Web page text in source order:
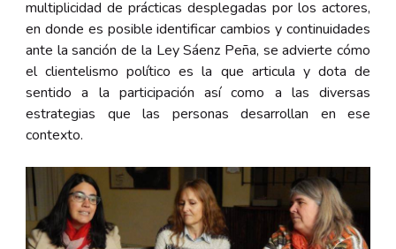
multiplicidad de prácticas desplegadas por los actores,
en donde es posible identificar cambios y continuidades
ante la sanción de la Ley Sáenz Peña, se advierte cómo
el clientelismo político es la que articula y dota de
sentido a la participación así como a las diversas
estrategias que las personas desarrollan en ese
contexto.